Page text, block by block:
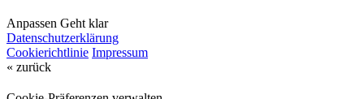
Anpassen Geht klar
Datenschutzerklärung
Cookierichtlinie Impressum
« zurück